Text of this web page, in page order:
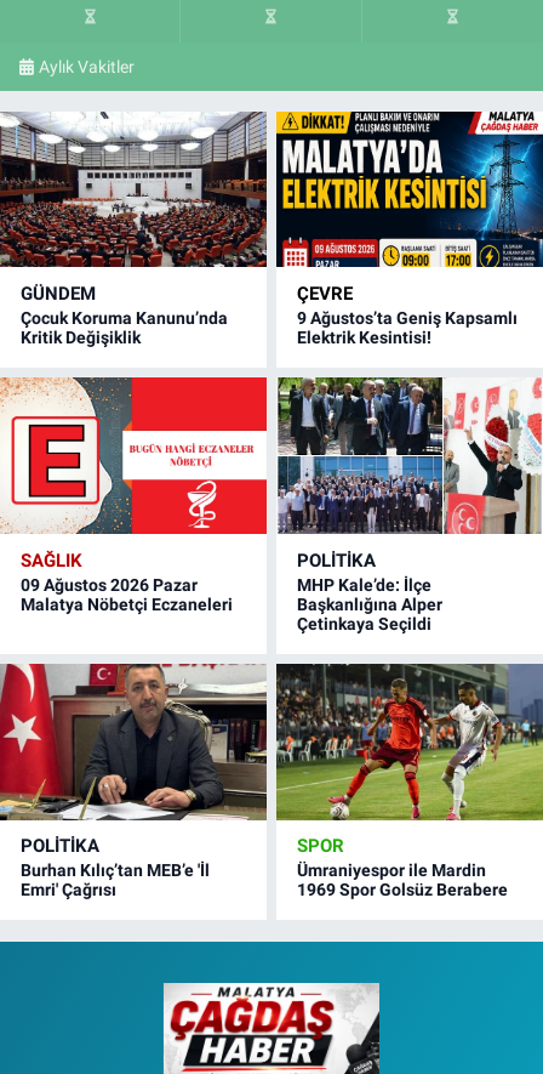
Aylık Vakitler
GÜNDEM
Çocuk Koruma Kanunu’nda
Kritik Değişiklik
ÇEVRE
9 Ağustos’ta Geniş Kapsamlı
Elektrik Kesintisi!
SAĞLIK
09 Ağustos 2026 Pazar
Malatya Nöbetçi Eczaneleri
POLITIKA
MHP Kale’de: İlçe
Başkanlığına Alper
Çetinkaya Seçildi
POLITIKA
Burhan Kılıç’tan MEB’e 'İl
Emri' Çağrısı
SPOR
Ümraniyespor ile Mardin
1969 Spor Golsüz Berabere